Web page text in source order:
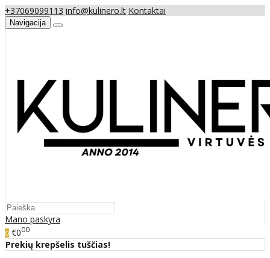
+37069099113 info@kulinero.lt Kontaktai
Navigacija
Mano paskyra
0 €000
Prekių krepšelis tuščias!